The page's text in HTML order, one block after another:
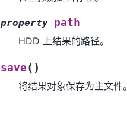
property path
HDD 上结果的路径。
save ( )
将结果对象保存为主文件。